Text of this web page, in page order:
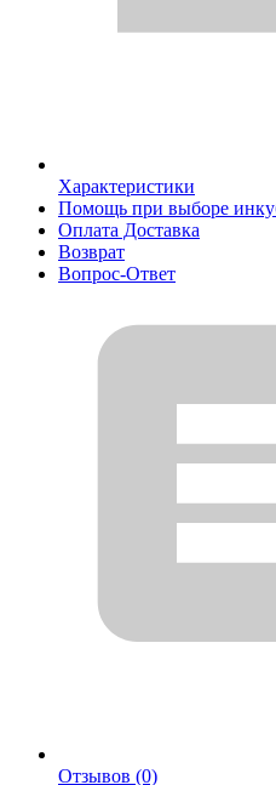
Характеристики
Помощь при выборе
Оплата Доставка
Возврат
Вопрос-Ответ
Отзывов (0)